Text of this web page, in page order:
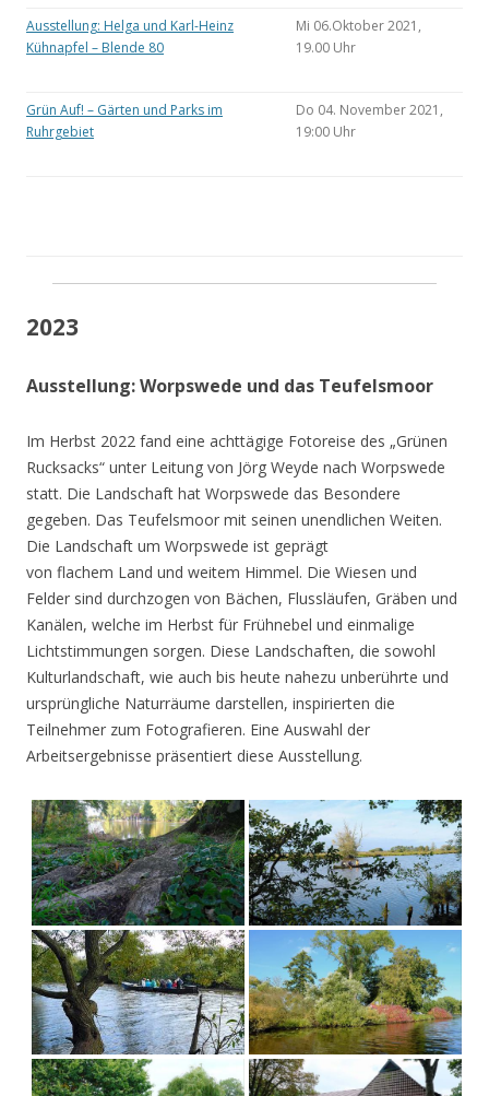
Ausstellung: Helga und Karl-Heinz
Kühnapfel – Blende 80
Mi 06.Oktober 2021,
19.00 Uhr
Grün Auf! – Gärten und Parks im
Ruhrgebiet
Do 04. November 2021,
19:00 Uhr
2023
Ausstellung: Worpswede und das Teufelsmoor
Im Herbst 2022 fand eine achttägige Fotoreise des „Grünen
Rucksacks“ unter Leitung von Jörg Weyde nach Worpswede
statt. Die Landschaft hat Worpswede das Besondere
gegeben. Das Teufelsmoor mit seinen unendlichen Weiten.
Die Landschaft um Worpswede ist geprägt
von flachem Land und weitem Himmel. Die Wiesen und
Felder sind durchzogen von Bächen, Flussläufen, Gräben und
Kanälen, welche im Herbst für Frühnebel und einmalige
Lichtstimmungen sorgen. Diese Landschaften, die sowohl
Kulturlandschaft, wie auch bis heute nahezu unberührte und
ursprüngliche Naturräume darstellen, inspirierten die
Teilnehmer zum Fotografieren. Eine Auswahl der
Arbeitsergebnisse präsentiert diese Ausstellung.